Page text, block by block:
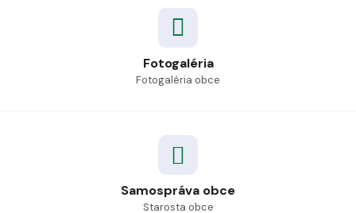
Fotogaléria
Fotogaléria obce
Samospráva obce
Starosta obce